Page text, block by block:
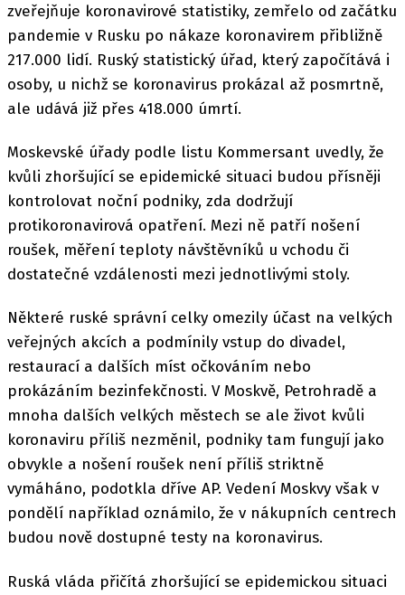
zveřejňuje koronavirové statistiky, zemřelo od začátku
pandemie v Rusku po nákaze koronavirem přibližně
217.000 lidí. Ruský statistický úřad, který započítává i
osoby, u nichž se koronavirus prokázal až posmrtně,
ale udává již přes 418.000 úmrtí.
Moskevské úřady podle listu Kommersant uvedly, že
kvůli zhoršující se epidemické situaci budou přísněji
kontrolovat noční podniky, zda dodržují
protikoronavirová opatření. Mezi ně patří nošení
roušek, měření teploty návštěvníků u vchodu či
dostatečné vzdálenosti mezi jednotlivými stoly.
Některé ruské správní celky omezily účast na velkých
veřejných akcích a podmínily vstup do divadel,
restaurací a dalších míst očkováním nebo
prokázáním bezinfekčnosti. V Moskvě, Petrohradě a
mnoha dalších velkých městech se ale život kvůli
koronaviru příliš nezměnil, podniky tam fungují jako
obvykle a nošení roušek není příliš striktně
vymáháno, podotkla dříve AP. Vedení Moskvy však v
pondělí například oznámilo, že v nákupních centrech
budou nově dostupné testy na koronavirus.
Ruská vláda přičítá zhoršující se epidemickou situaci